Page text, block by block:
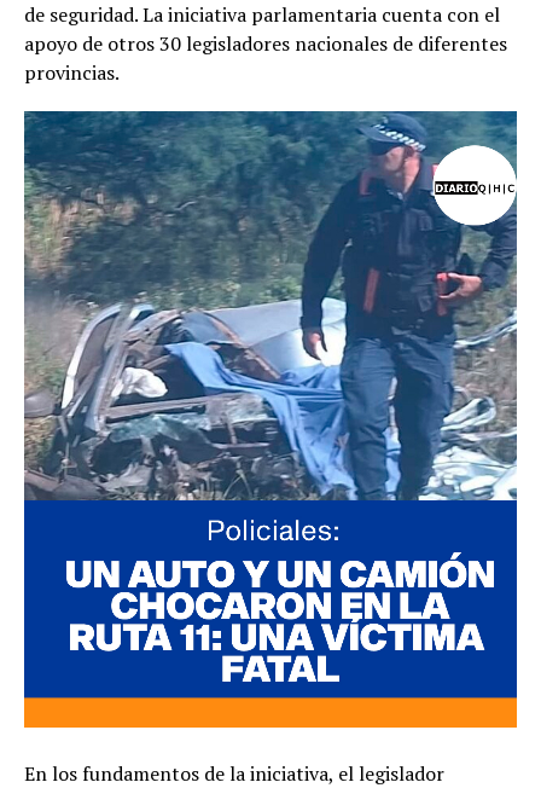
de seguridad. La iniciativa parlamentaria cuenta con el
apoyo de otros 30 legisladores nacionales de diferentes
provincias.
En los fundamentos de la iniciativa, el legislador